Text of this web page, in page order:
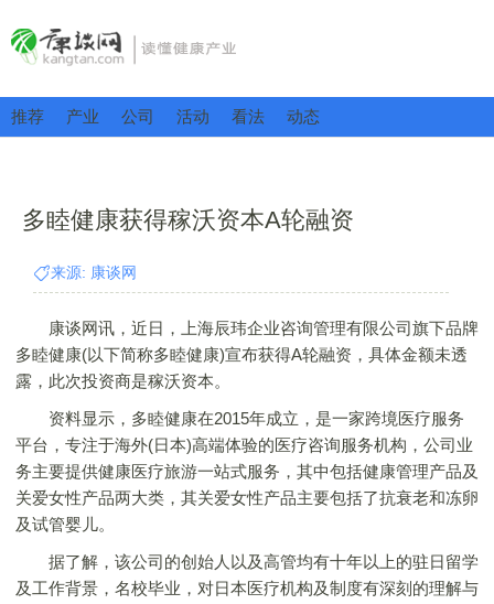
推荐 产业 公司 活动 看法 动态
多睦健康获得稼沃资本A轮融资
来源: 康谈网
康谈网讯，近日，上海辰玮企业咨询管理有限公司旗下品牌
多睦健康(以下简称多睦健康)宣布获得A轮融资，具体金额未透
露，此次投资商是稼沃资本。
资料显示，多睦健康在2015年成立，是一家跨境医疗服务
平台，专注于海外(日本)高端体验的医疗咨询服务机构，公司业
务主要提供健康医疗旅游一站式服务，其中包括健康管理产品及
关爱女性产品两大类，其关爱女性产品主要包括了抗衰老和冻卵
及试管婴儿。
据了解，该公司的创始人以及高管均有十年以上的驻日留学
及工作背景，名校毕业，对日本医疗机构及制度有深刻的理解与